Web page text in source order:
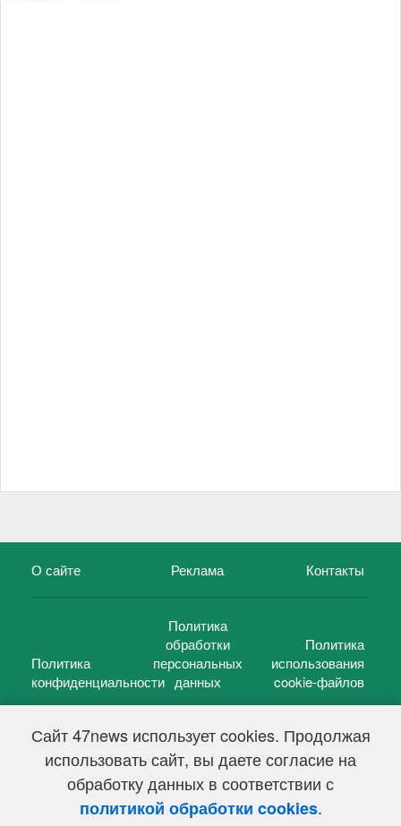
Сайт 47news использует cookies. Продолжая
использовать сайт, вы даете согласие на
обработку данных в соответствии с
политикой обработки cookies.
О сайте Реклама Контакты
Политика
конфиденциальности
Политика
обработки
персональных
данных
Политика
использования
cookie-файлов
47 новостей (47 news)2005 — 2026 г.
Свидетельство о регистрации СМИ Эл № ФС 77-39848, выдано
Федеральной службой по надзору в сфере связи,
информационных технологий и массовых коммуникаций